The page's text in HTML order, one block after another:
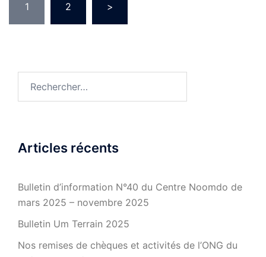
des
publications
1 2 >
Articles récents
Bulletin d’information N°40 du Centre Noomdo de
mars 2025 – novembre 2025
Bulletin Um Terrain 2025
Nos remises de chèques et activités de l’ONG du